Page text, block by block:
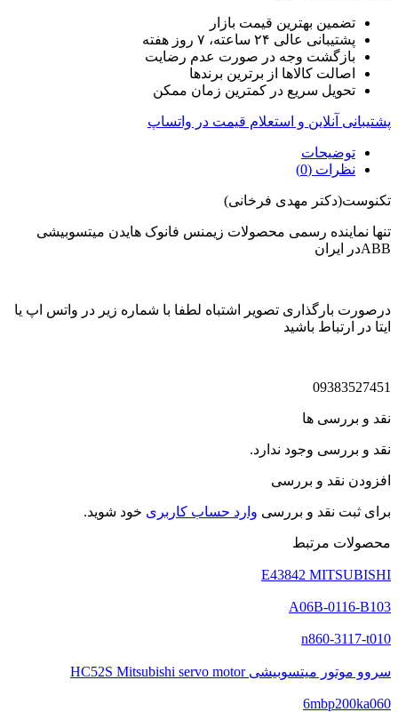
تضمین بهترین قیمت بازار
پشتیبانی عالی ۲۴ ساعته، ۷ روز هفته
بازگشت وجه در صورت عدم رضایت
اصالت کالاها از برترین برندها
تحویل سریع در کمترین زمان ممکن
پشتیبانی آنلاین و استعلام قیمت در واتساپ
توضیحات
نظرات (0)
تکنوست(دکتر مهدی فرخانی)
تنها نماینده رسمی محصولات زیمنس فانوک هایدن میتسوبیشی
ABBدر ایران
درصورت بارگذاری تصویر اشتباه لطفا با شماره زیر در واتس اپ یا
ایتا در ارتباط باشید
09383527451
نقد و بررسی ها
نقد و بررسی وجود ندارد.
افزودن نقد و بررسی
برای ثبت نقد و بررسی وارد حساب کاربری خود شوید.
محصولات مرتبط
E43842 MITSUBISHI
A06B-0116-B103
n860-3117-t010
سروو موتور میتسوبیشی HC52S Mitsubishi servo motor
6mbp200ka060